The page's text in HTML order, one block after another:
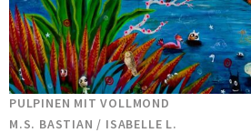
PULPINEN MIT VOLLMOND
M.S. BASTIAN / ISABELLE L.